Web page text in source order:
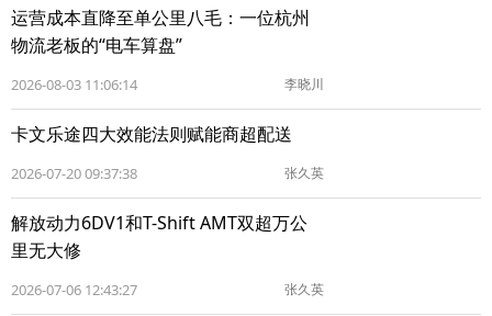
运营成本直降至单公里八毛：一位杭州
物流老板的“电车算盘”
2026-08-03 11:06:14 李晓川
卡文乐途四大效能法则赋能商超配送
2026-07-20 09:37:38 张久英
解放动力6DV1和T-Shift AMT双超万公
里无大修
2026-07-06 12:43:27 张久英